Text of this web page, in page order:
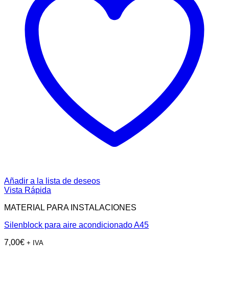
Añadir a la lista de deseos
Vista Rápida
MATERIAL PARA INSTALACIONES
Silenblock para aire acondicionado A45
7,00€ + IVA